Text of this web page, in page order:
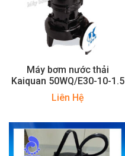
Máy bơm nước thải
Kaiquan 50WQ/E30-10-1.5
Liên Hệ